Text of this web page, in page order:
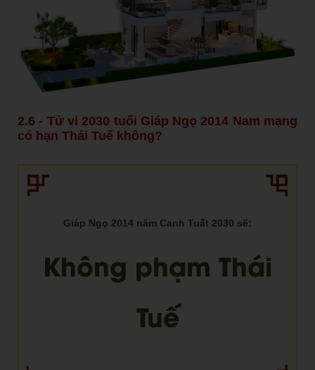
2.6 - Tử vi 2030 tuổi Giáp Ngọ 2014 Nam mạng
có hạn Thái Tuế không?
Giáp Ngọ 2014 năm Canh Tuất 2030 sẽ:
Không phạm Thái
Tuế